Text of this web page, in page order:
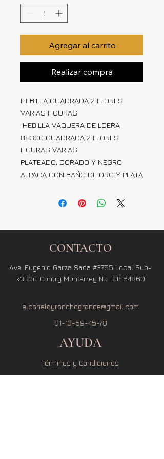
Agregar al carrito
Realizar compra
HEBILLA CUADRADA 2 FLORES
VARIAS FIGURAS
HEBILLA VAQUERA DE LOERA
88300 CUADRADA 2 FLORES
FIGURAS VARIAS
PLATEADO, DORADO Y NEGRO
ALPACA CON BAÑO DE ORO Y PLATA
CONTACTO
Ave. Eugenio Garza Sada #3755 Local Sub-
k3 Col. Contry Monterrey N.L. CP. 64860
elcaneloyranchogrande@gmail.com
81-13-59-45-78
AYUDA
Términos y Condiciones